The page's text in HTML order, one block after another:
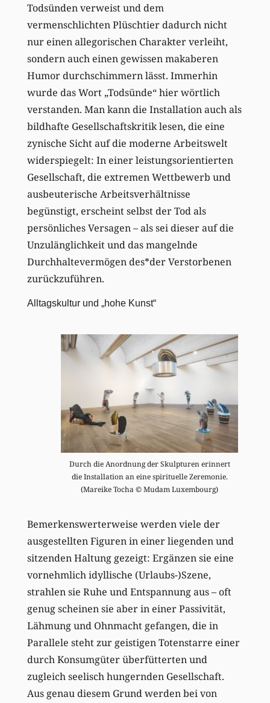
Todsünden verweist und dem
vermenschlichten Plüschtier dadurch nicht
nur einen allegorischen Charakter verleiht,
sondern auch einen gewissen makaberen
Humor durchschimmern lässt. Immerhin
wurde das Wort „Todsünde“ hier wörtlich
verstanden. Man kann die Installation auch als
bildhafte Gesellschaftskritik lesen, die eine
zynische Sicht auf die moderne Arbeitswelt
widerspiegelt: In einer leistungsorientierten
Gesellschaft, die extremen Wettbewerb und
ausbeuterische Arbeitsverhältnisse
begünstigt, erscheint selbst der Tod als
persönliches Versagen – als sei dieser auf die
Unzulänglichkeit und das mangelnde
Durchhaltevermögen des*der Verstorbenen
zurückzuführen.
Alltagskultur und „hohe Kunst“
Durch die Anordnung der Skulpturen erinnert
die Installation an eine spirituelle Zeremonie.
(Mareike Tocha © Mudam Luxembourg)
Bemerkenswerterweise werden viele der
ausgestellten Figuren in einer liegenden und
sitzenden Haltung gezeigt: Ergänzen sie eine
vornehmlich idyllische (Urlaubs-)Szene,
strahlen sie Ruhe und Entspannung aus – oft
genug scheinen sie aber in einer Passivität,
Lähmung und Ohnmacht gefangen, die in
Parallele steht zur geistigen Totenstarre einer
durch Konsumgüter überfütterten und
zugleich seelisch hungernden Gesellschaft.
Aus genau diesem Grund werden bei von